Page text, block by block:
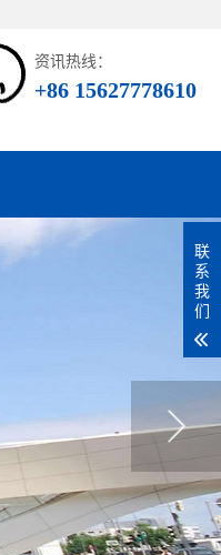
资讯热线：
+86 15627778610
联
系
我
们